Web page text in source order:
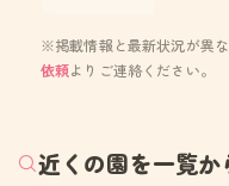
※掲載情報と最新状況が異
依頼よりご連絡ください。
近くの園を一覧か